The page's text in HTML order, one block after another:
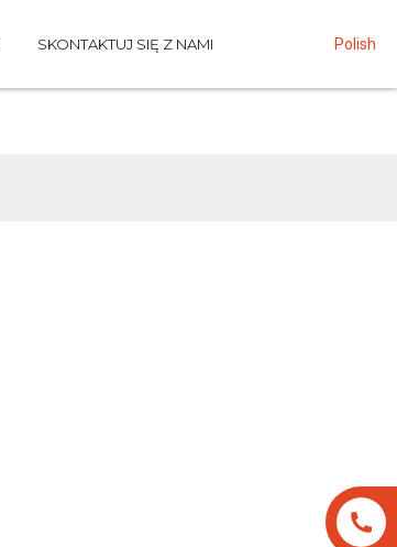
SKONTAKTUJ SIĘ Z NAMI Polish